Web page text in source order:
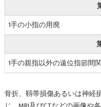
1手の小指の用廃
1手の親指以外の遠位指節間
骨折、靱帯損傷あるいは神経